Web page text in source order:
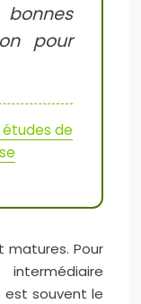
pour
études de
matures. Pour
est souvent le